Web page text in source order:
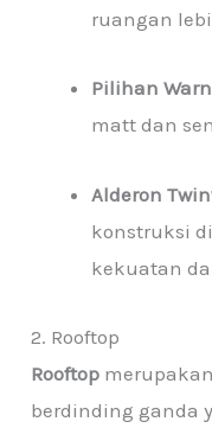
ruangan
Pilihan
matt dan
Alderon
konstruksi
kekuatan
2. Rooftop
Rooftop
berdinding ganda